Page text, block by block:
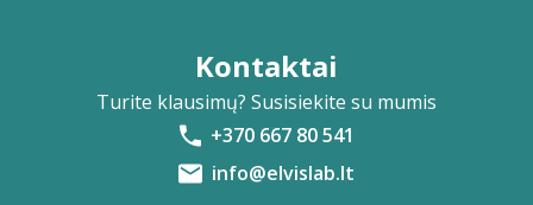
Kontaktai
Turite klausimų? Susisiekite su mumis
+370 667 80 541
info@elvislab.lt